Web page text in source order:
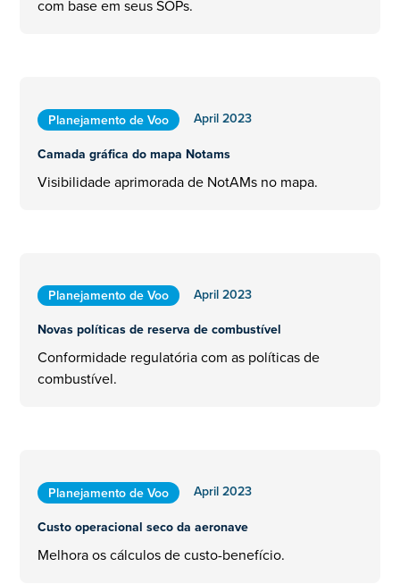
com base em seus SOPs.
Planejamento de Voo
April 2023
Camada gráfica do mapa Notams
Visibilidade aprimorada de NotAMs no mapa.
Planejamento de Voo
April 2023
Novas políticas de reserva de combustível
Conformidade regulatória com as políticas de
combustível.
Planejamento de Voo
April 2023
Custo operacional seco da aeronave
Melhora os cálculos de custo-benefício.